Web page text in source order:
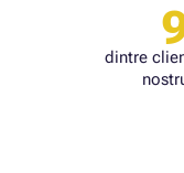
dintre